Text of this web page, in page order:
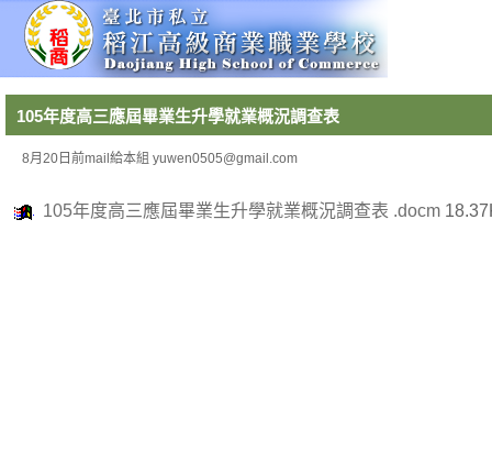
105年度高三應屆畢業生升學就業概況調查表
8月20日前mail給本組 yuwen0505@gmail.com
105年度高三應屆畢業生升學就業概況調查表 .docm